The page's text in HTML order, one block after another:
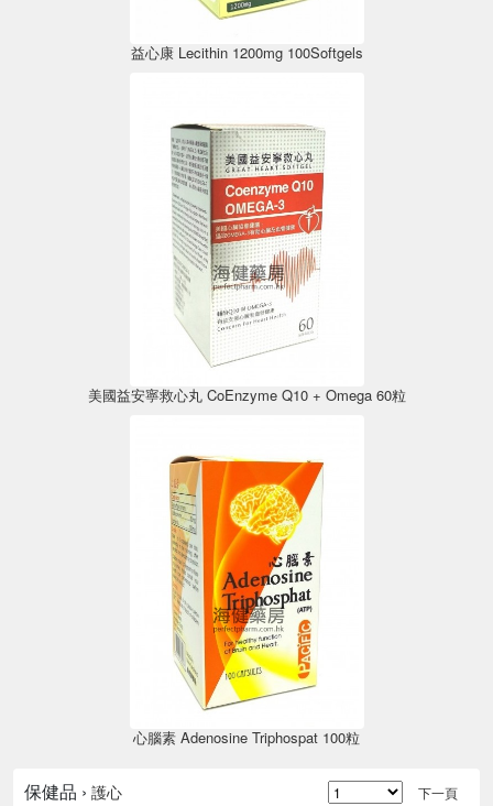
益心康 Lecithin 1200mg 100Softgels
美國益安寧救心丸 CoEnzyme Q10 + Omega 60粒
心腦素 Adenosine Triphospat 100粒
保健品 › 護心 下一頁